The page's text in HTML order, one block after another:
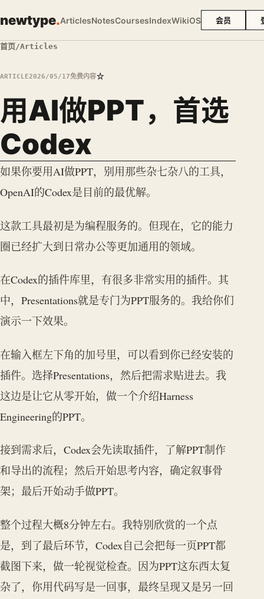
newtype.ArticlesNotesCoursesIndexWikiOS 会员
首页/Articles
ARTICLE2026/05/17免费内容☆
用AI做PPT，首选
Codex
如果你要用AI做PPT，别用那些杂七杂八的工具，
OpenAI的Codex是目前的最优解。
这款工具最初是为编程服务的。但现在，它的能力
圈已经扩大到日常办公等更加通用的领域。
在Codex的插件库里，有很多非常实用的插件。其
中，Presentations就是专门为PPT服务的。我给你们
演示一下效果。
在输入框左下角的加号里，可以看到你已经安装的
插件。选择Presentations，然后把需求贴进去。我
这边是让它从零开始，做一个介绍Harness
Engineering的PPT。
接到需求后，Codex会先读取插件，了解PPT制作
和导出的流程；然后开始思考内容，确定叙事骨
架；最后开始动手做PPT。
整个过程大概8分钟左右。我特别欣赏的一个点
是，到了最后环节，Codex自己会把每一页PPT都
截图下来，做一轮视觉检查。因为PPT这东西太复
杂了，你用代码写是一回事，最终呈现又是另一回